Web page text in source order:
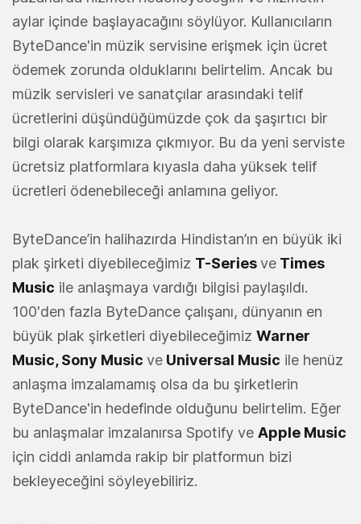
aylar içinde başlayacağını söylüyor. Kullanıcıların
ByteDance'in müzik servisine erişmek için ücret
ödemek zorunda olduklarını belirtelim. Ancak bu
müzik servisleri ve sanatçılar arasındaki telif
ücretlerini düşündüğümüzde çok da şaşırtıcı bir
bilgi olarak karşımıza çıkmıyor. Bu da yeni serviste
ücretsiz platformlara kıyasla daha yüksek telif
ücretleri ödenebileceği anlamına geliyor.
ByteDance’in halihazırda Hindistan’ın en büyük iki
plak şirketi diyebileceğimiz T-Seriesve Times
Music ile anlaşmaya vardığı bilgisi paylaşıldı.
100'den fazla ByteDance çalışanı, dünyanın en
büyük plak şirketleri diyebileceğimiz Warner
Music, Sony Music ve Universal Music ile henüz
anlaşma imzalamamış olsa da bu şirketlerin
ByteDance'in hedefinde olduğunu belirtelim. Eğer
bu anlaşmalar imzalanırsa Spotify ve Apple Music
için ciddi anlamda rakip bir platformun bizi
bekleyeceğini söyleyebiliriz.